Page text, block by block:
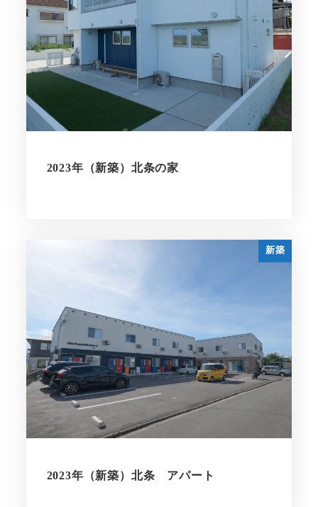
2023年（新築）北条の家
新築
2023年（新築）北条 アパート